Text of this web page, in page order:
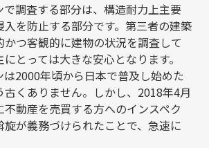
で調査する部分は、構造耐力上主要
入を防止する部分です。第三者の建築
かつ客観的に建物の状況を調査して
とっては大きな安心となります。
は2000年頃から日本で普及し始めた
古くありません。しかし、2018年4月
動産を売買する方へのインスペク
旋が義務づけられたことで、急速に